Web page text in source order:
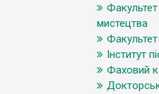
Факультет
мистецтва
Інститут
Фаховий